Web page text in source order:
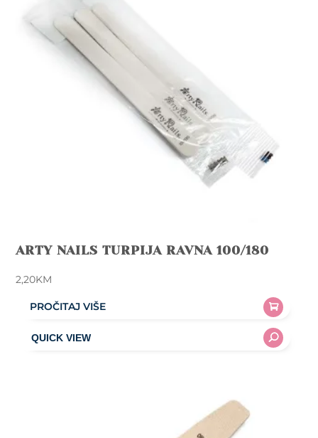
ARTY NAILS TURPIJA RAVNA 100/180
2,20KM
PROČITAJ VIŠE